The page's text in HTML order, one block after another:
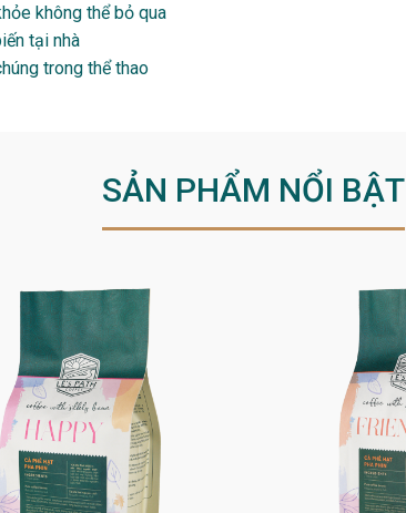
không thể bỏ qua
tại nhà
trong thể thao
SẢN PHẨM NỔI BẬT